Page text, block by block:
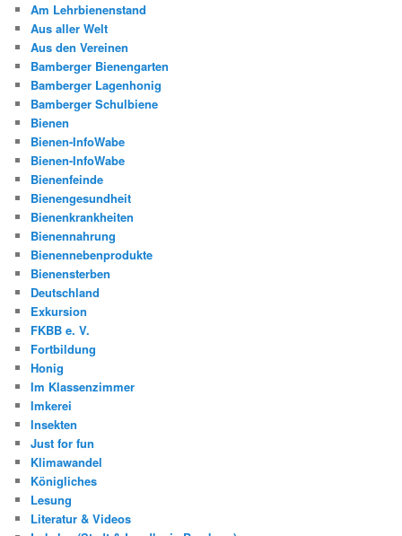
Am Lehrbienenstand
Aus aller Welt
Aus den Vereinen
Bamberger Bienengarten
Bamberger Lagenhonig
Bamberger Schulbiene
Bienen
Bienen-InfoWabe
Bienen-InfoWabe
Bienenfeinde
Bienengesundheit
Bienenkrankheiten
Bienennahrung
Bienennebenprodukte
Bienensterben
Deutschland
Exkursion
FKBB e. V.
Fortbildung
Honig
Im Klassenzimmer
Imkerei
Insekten
Just for fun
Klimawandel
Königliches
Lesung
Literatur & Videos